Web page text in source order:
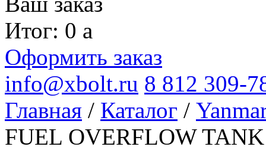
Итог: 0 a
Оформить заказ
info@xbolt.ru 8 812 309-
Главная / Каталог /
FUEL OVERFLOW TANK